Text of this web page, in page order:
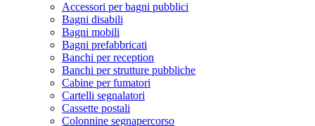
Accessori per bagni pubblici
Bagni disabili
Bagni mobili
Bagni prefabbricati
Banchi per reception
Banchi per strutture pubbliche
Cabine per fumatori
Cartelli segnalatori
Cassette postali
Colonnine segnapercorso